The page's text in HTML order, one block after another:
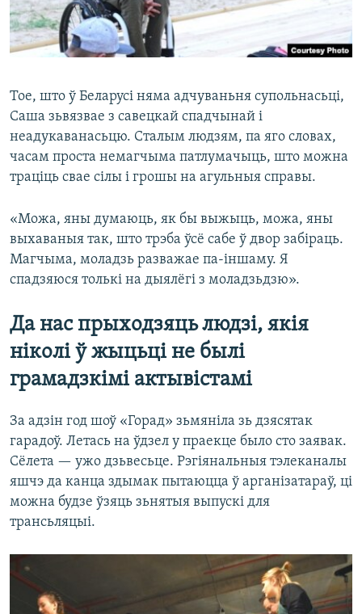
Тое, што ў Беларусі няма адчуваньня супольнасьці,
Саша зьвязвае з савецкай спадчынай і
неадукаванасьцю. Сталым людзям, па яго словах,
часам проста немагчыма патлумачыць, што можна
траціць свае сілы і грошы на агульныя справы.
«Можа, яны думаюць, як бы выжыць, можа, яны
выхаваныя так, што трэба ўсё сабе ў двор забіраць.
Магчыма, моладзь разважае па-іншаму. Я
спадзяюся толькі на дыялёгі з моладзьдзю».
Да нас прыходзяць людзі, якія
ніколі ў жыцьці не былі
грамадзкімі актывістамі
За адзін год шоў «Горад» зьмяніла зь дзясятак
гарадоў. Летась на ўдзел у праекце было сто заявак.
Сёлета — ужо дзьвесьце. Рэгіянальныя тэлеканалы
яшчэ да канца здымак пытаюцца ў арганізатараў, ці
можна будзе ўзяць зьнятыя выпускі для
трансьляцыі.